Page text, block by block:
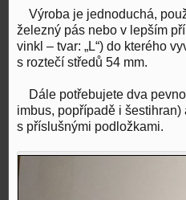
Výroba je jednoduchá,
železný pás nebo v lepším
vinkl – tvar: „L“) do kterého
s roztečí středů 54 mm.
Dále potřebujete dva
imbus, popřípadě i šestihran)
s příslušnými podložkami.